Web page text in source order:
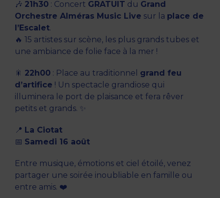
🎶 21h30 : Concert GRATUIT du Grand
Orchestre Alméras Music Live sur la place de
l’Escalet.
🔥 15 artistes sur scène, les plus grands tubes et
une ambiance de folie face à la mer !
🎇 22h00 : Place au traditionnel grand feu
d’artifice ! Un spectacle grandiose qui
illuminera le port de plaisance et fera rêver
petits et grands. ✨
📍 La Ciotat
📅 Samedi 16 août
Entre musique, émotions et ciel étoilé, venez
partager une soirée inoubliable en famille ou
entre amis. ❤️